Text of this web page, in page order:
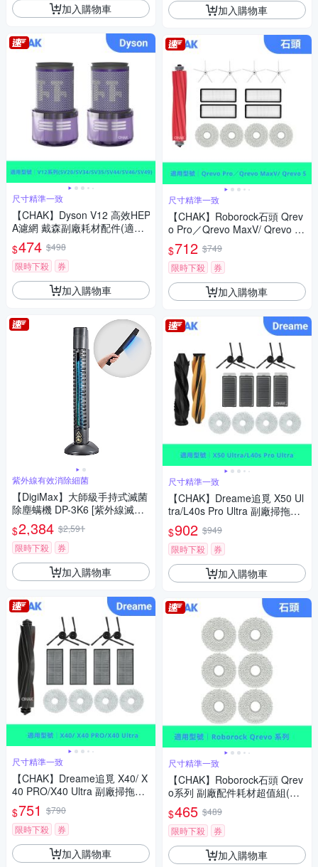
加入購物車
尺寸精準一致
【CHAK】Dyson V12 高效HEP
A濾網 戴森副廠耗材配件(適用S
V20/SV34/SV35/SV44/SV46/SV
49機型 2入組)
$474 $498
限時下殺
券
加入購物車
紫外線有效消除細菌
【DigiMax】大師級手持式滅菌
除塵螨機 DP-3K6 [紫外線滅菌]
[通過抗菌試驗][輕巧方便攜帶]
$2,384 $2,591
限時下殺
券
加入購物車
尺寸精準一致
【CHAK】Dreame追覓 X40/ X
40 PRO/X40 Ultra 副廠掃拖機
配件超值組(主刷x1 濾網x4 邊
刷x4 拖布x4)
$751 $790
限時下殺
券
加入購物車
加入購物車
尺寸精準一致
【CHAK】Roborock石頭 Qrev
o Pro／Qrevo MaxV/ Qrevo S
副廠配件耗材超值組(主刷x1 邊
刷x4 濾網x4 拖布x4)
$712 $749
限時下殺
券
加入購物車
尺寸精準一致
【CHAK】Dreame追覓 X50 Ul
tra/L40s Pro Ultra 副廠掃拖機
配件超值組(主刷x1 邊刷x4 濾
網x4 拖布x4)
$902 $949
限時下殺
券
加入購物車
尺寸精準一致
【CHAK】Roborock石頭 Qrev
o系列 副廠配件耗材超值組(拖
布6入組)
$465 $489
限時下殺
券
加入購物車